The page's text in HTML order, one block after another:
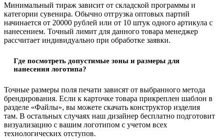
Минимальный тираж зависит от складской программы и
категории сувенира. Обычно отгрузка оптовых партий
начинается от 20000 рублей или от 10 штук одного артикула с
нанесением. Точный лимит для данного товара менеджер
рассчитает индивидуально при обработке заявки.
Где посмотреть допустимые зоны и размеры для
нанесения логотипа?
Точные размеры поля печати зависят от выбранного метода
брендирования. Если к карточке товара прикреплен шаблон в
разделе «Файлы», вы можете скачать конструктор изделия
там. В остальных случаях наш дизайнер бесплатно подготовит
визуализацию с вашим логотипом с учетом всех
технологических отступов.